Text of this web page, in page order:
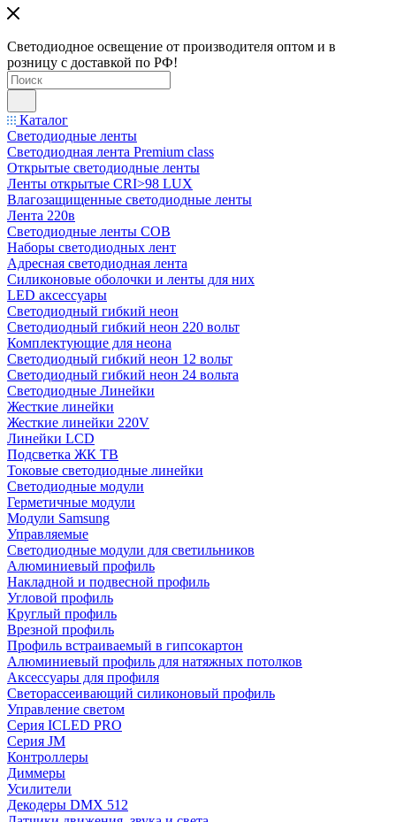
Светодиодное освещение от производителя оптом и в
розницу с доставкой по РФ!
Каталог
Светодиодные ленты
Светодиодная лента Premium class
Открытые светодиодные ленты
Ленты открытые CRI>98 LUX
Влагозащищенные светодиодные ленты
Лента 220в
Светодиодные ленты COB
Наборы светодиодных лент
Адресная светодиодная лента
Силиконовые оболочки и ленты для них
LED аксессуары
Светодиодный гибкий неон
Светодиодный гибкий неон 220 вольт
Комплектующие для неона
Светодиодный гибкий неон 12 вольт
Светодиодный гибкий неон 24 вольта
Светодиодные Линейки
Жесткие линейки
Жесткие линейки 220V
Линейки LCD
Подсветка ЖК ТВ
Токовые светодиодные линейки
Светодиодные модули
Герметичные модули
Модули Samsung
Управляемые
Светодиодные модули для светильников
Алюминиевый профиль
Накладной и подвесной профиль
Угловой профиль
Круглый профиль
Врезной профиль
Профиль встраиваемый в гипсокартон
Алюминиевый профиль для натяжных потолков
Аксессуары для профиля
Светорассеивающий силиконовый профиль
Управление светом
Серия ICLED PRO
Серия JM
Контроллеры
Диммеры
Усилители
Декодеры DMX 512